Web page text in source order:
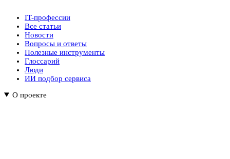
IT-профессии
Все статьи
Новости
Вопросы и ответы
Полезные инструменты
Глоссарий
Люди
ИИ подбор сервиса
О проекте